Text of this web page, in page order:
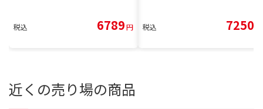
税込 6789円 税込 7250
近くの売り場の商品